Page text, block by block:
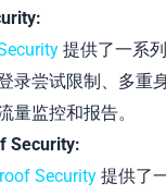
提供了一系
录尝试限制、多重
量监控和报告。
Security:
Security 提供了